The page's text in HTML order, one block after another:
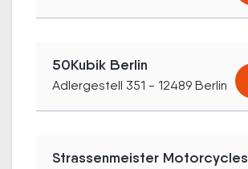
50Kubik Berlin
Adlergestell 351 - 12489 Berlin
Strassenmeister Motorcycles